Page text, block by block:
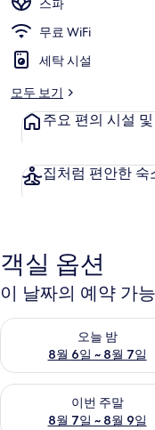
스파
무료 WiFi
세탁 시설
모두 보기
주요 편의 시설
집처럼 편안한 숙
객실 옵션
이 날짜의 예약 가
오늘 밤
8월 6일 ~ 8월 7일
오늘 밤 예약 가능 여부
이번 주말
8월 7일 ~ 8월 9일
이번 주말 예약 가능 여